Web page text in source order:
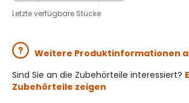
Letzte verfügbare Stücke
Weitere Produktinformationen
Sind Sie an die Zubehörteile interessiert?
Zubehörteile zeigen